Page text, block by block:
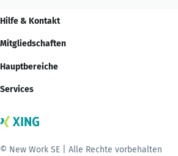
Hilfe & Kontakt
Mitgliedschaften
Hauptbereiche
Services
© New Work SE | Alle Rechte vorbehalten